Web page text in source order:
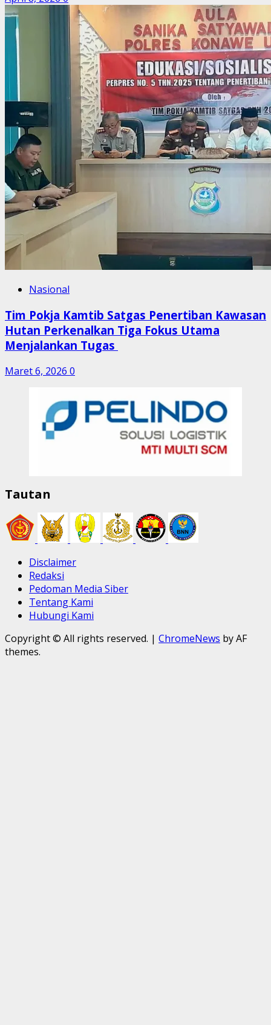
Nasional
Tim Pokja Kamtib Satgas Penertiban Kawasan
Hutan Perkenalkan Tiga Fokus Utama
Menjalankan Tugas
Maret 6, 2026 0
Tautan
Disclaimer
Redaksi
Pedoman Media Siber
Tentang Kami
Hubungi Kami
Copyright © All rights reserved. | ChromeNews by AF
themes.